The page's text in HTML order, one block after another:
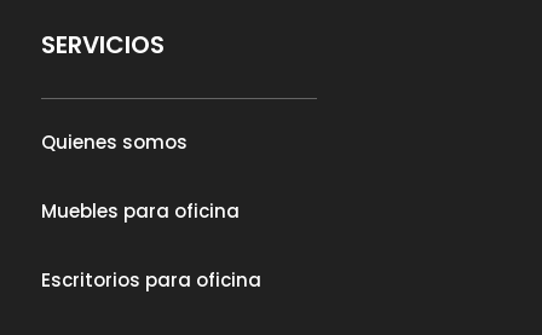
SERVICIOS
Quienes somos
Muebles para oficina
Escritorios para oficina